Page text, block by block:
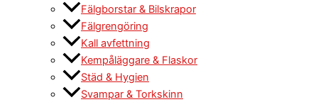
Fälgborstar & Bilskrapor
Fälgrengöring
Kall avfettning
Kempåläggare & Flaskor
Städ & Hygien
Svampar & Torkskinn